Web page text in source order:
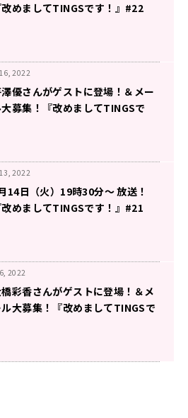
改めましてTINGSです！』#22
2022
優さんがゲストに登場！＆メー
募集！『改めましてTINGSで
2022
14日（火）19時30分～ 放送！
改めましてTINGSです！』#21
2022
彩香さんがゲストに登場！＆メ
大募集！『改めましてTINGSで